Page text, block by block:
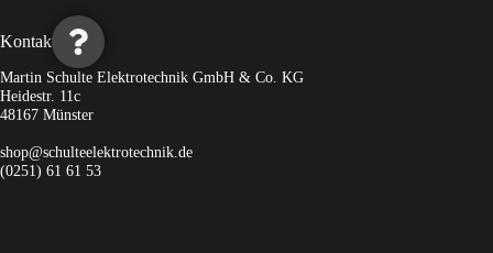
Kontakt
Martin Schulte Elektrotechnik GmbH & Co. KG
Heidestr. 11c
48167 Münster
shop@schulteelektrotechnik.de
(0251) 61 61 53